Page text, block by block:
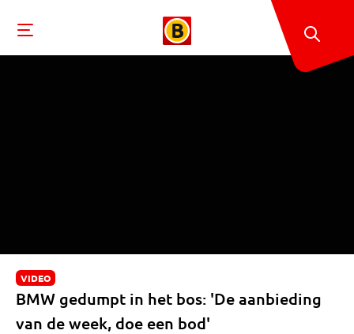
VIDEO
BMW gedumpt in het bos: 'De aanbieding
van de week, doe een bod'